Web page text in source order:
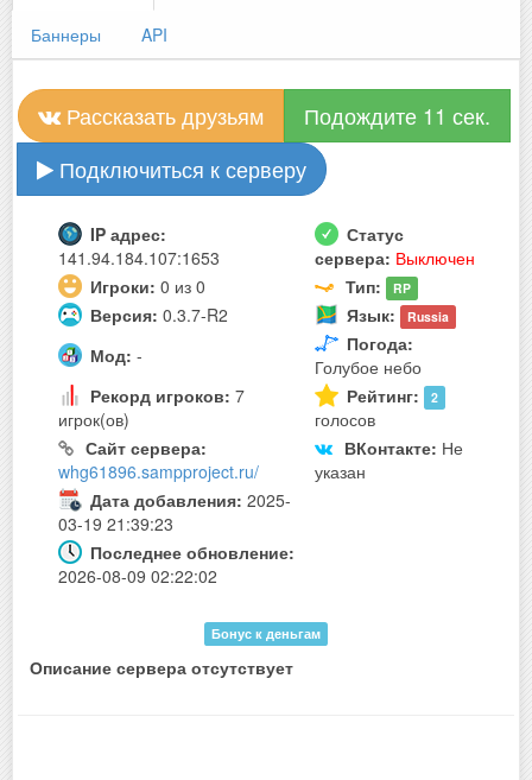
Баннеры API
Рассказать друзьям
Подождите 10 сек.
Подключиться к серверу
IP адрес:
141.94.184.107:1653
Статус
сервера: Выключен
Игроки: 0 из 0 Тип: RP
Версия: 0.3.7-R2 Язык: Russia
Мод: -
Погода:
Голубое небо
Рекорд игроков: 7
игрок(ов)
Рейтинг: 2
голосов
Сайт сервера:
whg61896.sampproject.ru/
ВКонтакте: Не
указан
Дата добавления: 2025-
03-19 21:39:23
Последнее обновление:
2026-08-09 02:22:02
Бонус к деньгам
Описание сервера отсутствует